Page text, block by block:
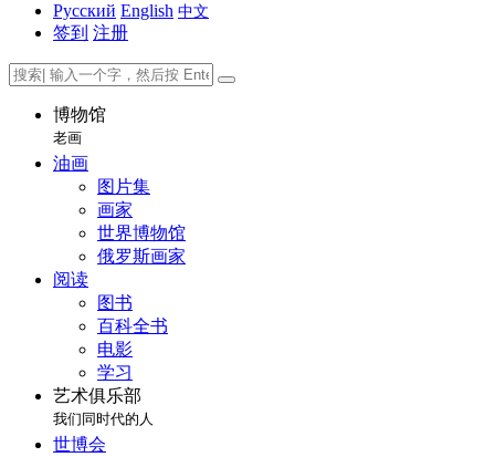
Русский English 中文
签到 注册
博物馆
老画
油画
图片集
画家
世界博物馆
俄罗斯画家
阅读
图书
百科全书
电影
学习
艺术俱乐部
我们同时代的人
世博会